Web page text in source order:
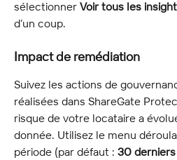
sélectionner Voir tous les
d’un coup.
Impact de remédiation
Suivez les actions de
réalisées dans ShareGate
risque de votre locataire a
donnée. Utilisez le menu
période (par défaut : 30